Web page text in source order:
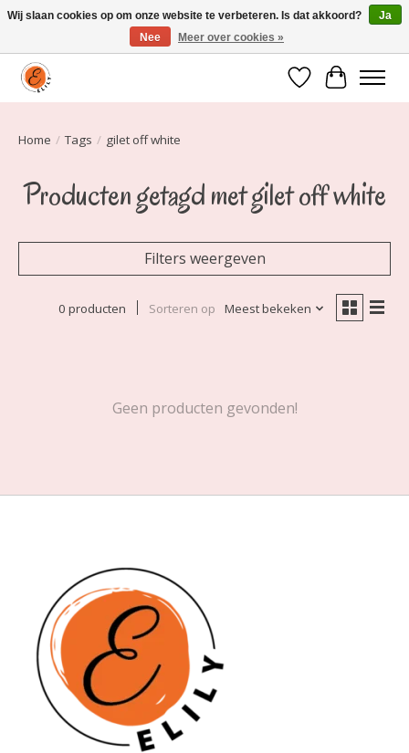
Elily is er om jou te laten stralen! Mode vanaf maat 34 t/m 54
Verlanglijst
Home / Tags / gilet off white
Producten getagd met gilet off white
Filters weergeven
0 producten Sorteren op Meest bekeken
Geen producten gevonden!
Wij slaan cookies op om onze website te verbeteren. Is dat akkoord?
Ja
Nee
Meer over cookies »